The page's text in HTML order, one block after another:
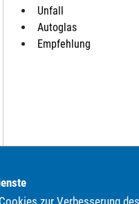
zur Verbesserung
Unfall
Autoglas
Empfehlung